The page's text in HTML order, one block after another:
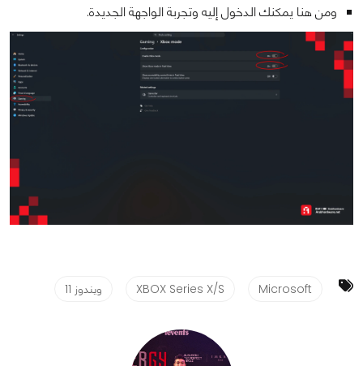
ومن هنا يمكنك الدخول إليه وتجربة الواجهة الجديدة.
Microsoft
XBOX Series X/S ويندوز 11